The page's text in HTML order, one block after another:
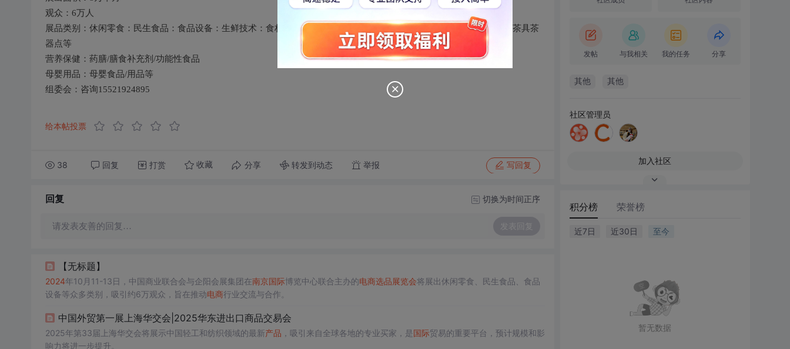
观众：6万人
展品类别：休闲零食：民生食品：食品设备：生鲜技术：食材：预制烘焙：酒饮冲调：美装个护：家居用品：珠宝与茶：茶具茶
器点等
营养保健：药膳/膳食补充剂/功能性食品
母婴用品：母婴食品/用品等
组委会：咨询15521924895
给本帖投票
38 回复 打赏 收藏 分享 转发到动态 举报 写回复
回复 切换为时间正序
请发表友善的回复… 发表回复
【无标题】
2024年10月11-13日，中国商业联合会与企阳会展集团在南京国际博览中心联合主办的电商选品展览会将展出休闲零食、民生食品、食品
设备等众多类别，吸引约6万观众，旨在推动电商行业交流与合作。
中国外贸第一展上海华交会|2025华东进出口商品交易会
2025年第33届上海华交会将展示中国轻工和纺织领域的最新产品 ，吸引来自全球各地的专业买家，是国际贸易的重要平台，预计规模和影
响力将进一步提升。
发帖 与我相关 我的任务 分享
其他 其他
社区管理员
加入社区
积分榜 荣誉榜
近7日 近30日 至今
暂无数据